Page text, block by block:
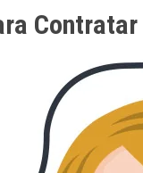
Contratar